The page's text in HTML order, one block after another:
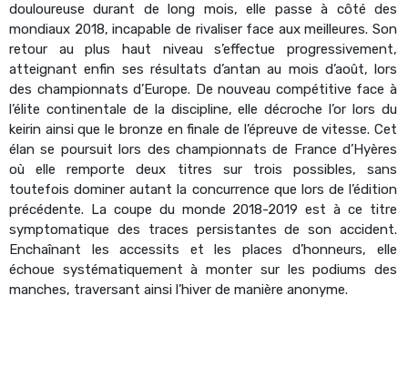
douloureuse durant de long mois, elle passe à côté des
mondiaux 2018, incapable de rivaliser face aux meilleures. Son
retour au plus haut niveau s’effectue progressivement,
atteignant enfin ses résultats d’antan au mois d’août, lors
des championnats d’Europe. De nouveau compétitive face à
l’élite continentale de la discipline, elle décroche l’or lors du
keirin ainsi que le bronze en finale de l’épreuve de vitesse. Cet
élan se poursuit lors des championnats de France d’Hyères
où elle remporte deux titres sur trois possibles, sans
toutefois dominer autant la concurrence que lors de l’édition
précédente. La coupe du monde 2018-2019 est à ce titre
symptomatique des traces persistantes de son accident.
Enchaînant les accessits et les places d’honneurs, elle
échoue systématiquement à monter sur les podiums des
manches, traversant ainsi l’hiver de manière anonyme.